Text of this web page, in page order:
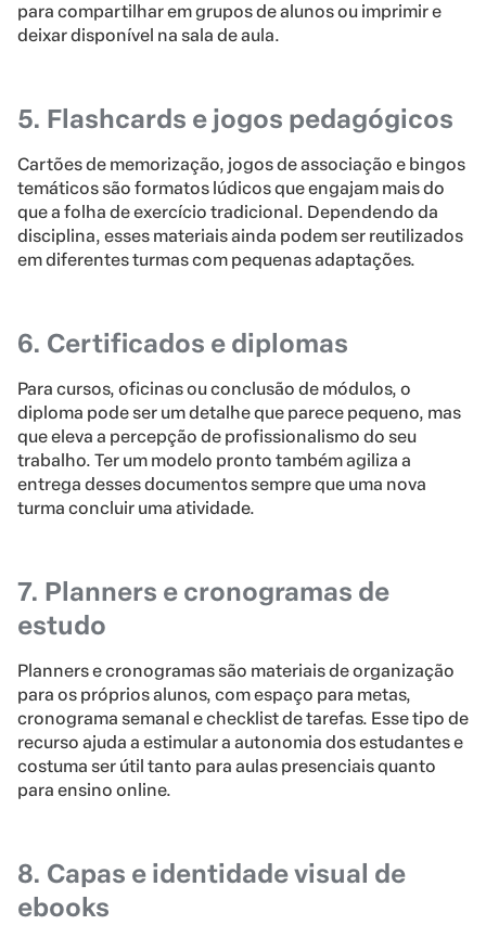
para compartilhar em grupos de alunos ou imprimir e
deixar disponível na sala de aula.
5. Flashcards e jogos pedagógicos
Cartões de memorização, jogos de associação e bingos
temáticos são formatos lúdicos que engajam mais do
que a folha de exercício tradicional. Dependendo da
disciplina, esses materiais ainda podem ser reutilizados
em diferentes turmas com pequenas adaptações.
6. Certificados e diplomas
Para cursos, oficinas ou conclusão de módulos, o
diploma pode ser um detalhe que parece pequeno, mas
que eleva a percepção de profissionalismo do seu
trabalho. Ter um modelo pronto também agiliza a
entrega desses documentos sempre que uma nova
turma concluir uma atividade.
7. Planners e cronogramas de
estudo
Planners e cronogramas são materiais de organização
para os próprios alunos, com espaço para metas,
cronograma semanal e checklist de tarefas. Esse tipo de
recurso ajuda a estimular a autonomia dos estudantes e
costuma ser útil tanto para aulas presenciais quanto
para ensino online.
8. Capas e identidade visual de
ebooks